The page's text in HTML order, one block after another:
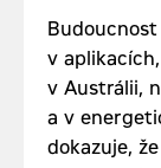
v
v Austrálii,
a v
dokazuje,